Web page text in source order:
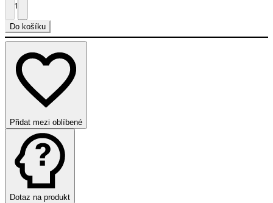
1
Do košíku
Přidat mezi oblíbené
Dotaz na produkt